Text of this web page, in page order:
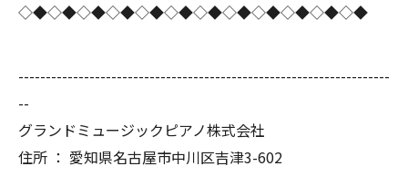
◇◆◇◆◇◆◇◆◇◆◇◆◇◆◇◆◇◆◇◆◇◆◇◆
--------------------------------------------------------------------
--
グランドミュージックピアノ株式会社
住所 ： 愛知県名古屋市中川区吉津3-602